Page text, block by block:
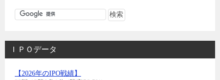
ＩＰＯデータ
【2026年のIPO戦績】